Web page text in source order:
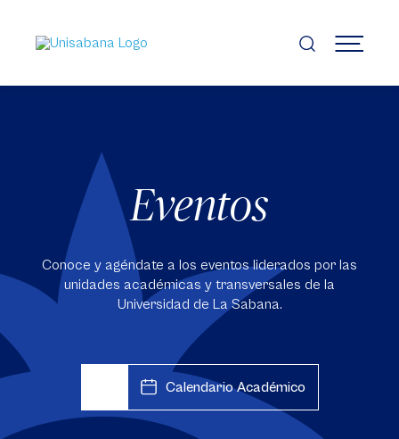
contenido
principal
MENÚ
Eventos
Conoce y agéndate a los eventos liderados por las
unidades académicas y transversales de la
Universidad de La Sabana.
Calendario Académico